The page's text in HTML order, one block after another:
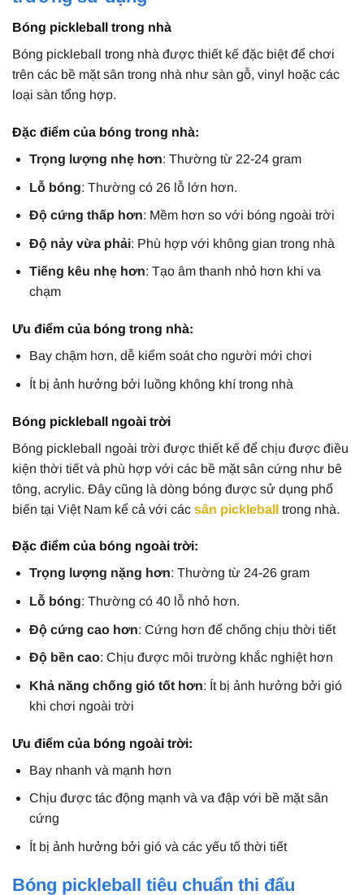
Bóng pickleball trong nhà
Bóng pickleball trong nhà được thiết kế đặc biệt để chơi
trên các bề mặt sân trong nhà như sàn gỗ, vinyl hoặc các
loại sàn tổng hợp.
Đặc điểm của bóng trong nhà:
Trọng lượng nhẹ hơn: Thường từ 22-24 gram
Lỗ bóng: Thường có 26 lỗ lớn hơn.
Độ cứng thấp hơn: Mềm hơn so với bóng ngoài trời
Độ nảy vừa phải: Phù hợp với không gian trong nhà
Tiếng kêu nhẹ hơn: Tạo âm thanh nhỏ hơn khi va
chạm
Ưu điểm của bóng trong nhà:
Bay chậm hơn, dễ kiểm soát cho người mới chơi
Ít bị ảnh hưởng bởi luồng không khí trong nhà
Bóng pickleball ngoài trời
Bóng pickleball ngoài trời được thiết kế để chịu được điều
kiện thời tiết và phù hợp với các bề mặt sân cứng như bê
tông, acrylic. Đây cũng là dòng bóng được sử dụng phổ
biến tại Việt Nam kể cả với các sân pickleball trong nhà.
Đặc điểm của bóng ngoài trời:
Trọng lượng nặng hơn: Thường từ 24-26 gram
Lỗ bóng: Thường có 40 lỗ nhỏ hơn.
Độ cứng cao hơn: Cứng hơn để chống chịu thời tiết
Độ bền cao: Chịu được môi trường khắc nghiệt hơn
Khả năng chống gió tốt hơn: Ít bị ảnh hưởng bởi gió
khi chơi ngoài trời
Ưu điểm của bóng ngoài trời:
Bay nhanh và mạnh hơn
Chịu được tác động mạnh và va đập với bề mặt sân
cứng
Ít bị ảnh hưởng bởi gió và các yếu tố thời tiết
Bóng pickleball tiêu chuẩn thi đấu